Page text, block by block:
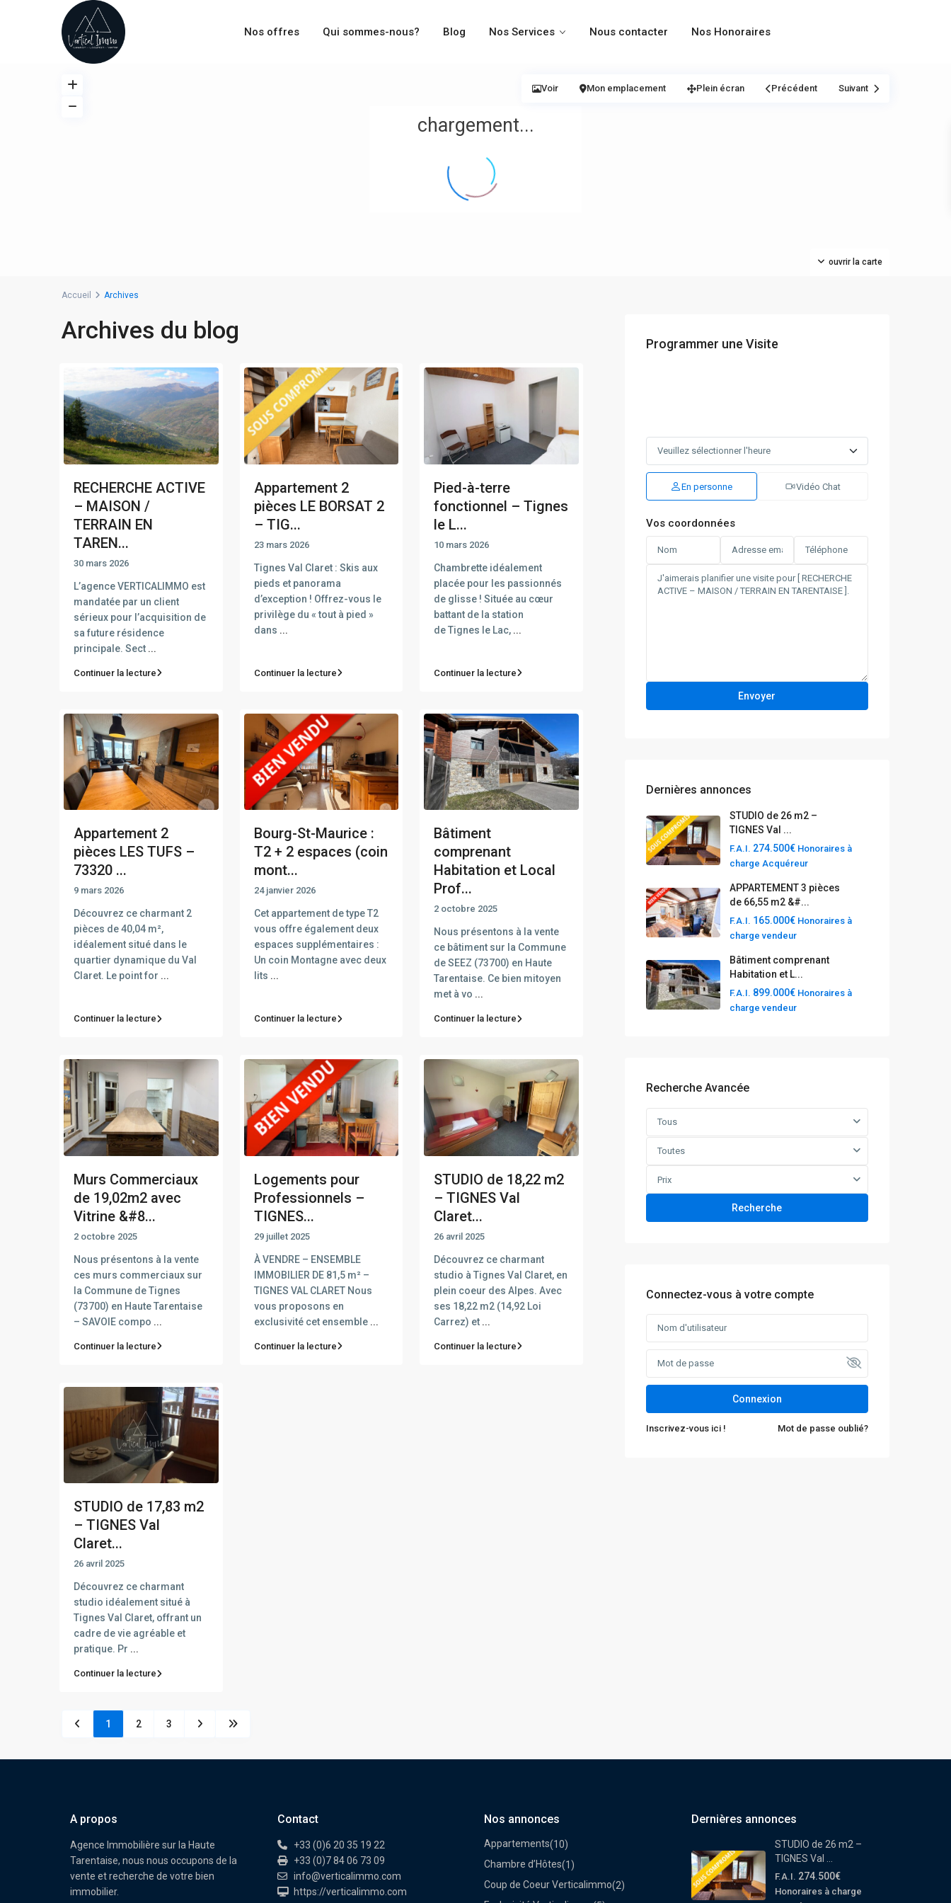
Nos offres Qui sommes-nous? Blog Nos Services Nous contacter Nos Honoraires
chargement...
ouvrir la carte
Voir Mon emplacement Plein écran Précédent Suivant
Accueil Archives
Archives du blog
RECHERCHE ACTIVE
– MAISON /
TERRAIN EN
TAREN...
30 mars 2026
L’agence VERTICALIMMO est
mandatée par un client
sérieux pour l’acquisition de
sa future résidence
principale. Sect ...
Continuer la lecture
Appartement 2
pièces LE BORSAT 2
– TIG...
23 mars 2026
Tignes Val Claret : Skis aux
pieds et panorama
d’exception ! Offrez-vous le
privilège du « tout à pied »
dans ...
Continuer la lecture
Pied-à-terre
fonctionnel – Tignes
le L...
10 mars 2026
Chambrette idéalement
placée pour les passionnés
de glisse ! Située au cœur
battant de la station
de Tignes le Lac, ...
Continuer la lecture
Appartement 2
pièces LES TUFS –
73320 ...
9 mars 2026
Découvrez ce charmant 2
pièces de 40,04 m²,
idéalement situé dans le
quartier dynamique du Val
Claret. Le point for ...
Continuer la lecture
Bourg-St-Maurice :
T2 + 2 espaces (coin
mont...
24 janvier 2026
Cet appartement de type T2
vous offre également deux
espaces supplémentaires :
Un coin Montagne avec deux
lits ...
Continuer la lecture
Bâtiment
comprenant
Habitation et Local
Prof...
2 octobre 2025
Nous présentons à la vente
ce bâtiment sur la Commune
de SEEZ (73700) en Haute
Tarentaise. Ce bien mitoyen
met à vo ...
Continuer la lecture
Murs Commerciaux
de 19,02m2 avec
Vitrine &#8...
2 octobre 2025
Nous présentons à la vente
ces murs commerciaux sur
la Commune de Tignes
(73700) en Haute Tarentaise
– SAVOIE compo ...
Continuer la lecture
Logements pour
Professionnels –
TIGNES...
29 juillet 2025
À VENDRE – ENSEMBLE
IMMOBILIER DE 81,5 m² –
TIGNES VAL CLARET Nous
vous proposons en
exclusivité cet ensemble ...
Continuer la lecture
STUDIO de 18,22 m2
– TIGNES Val
Claret...
26 avril 2025
Découvrez ce charmant
studio à Tignes Val Claret, en
plein coeur des Alpes. Avec
ses 18,22 m2 (14,92 Loi
Carrez) et ...
Continuer la lecture
STUDIO de 17,83 m2
– TIGNES Val
Claret...
26 avril 2025
Découvrez ce charmant
studio idéalement situé à
Tignes Val Claret, offrant un
cadre de vie agréable et
pratique. Pr ...
Continuer la lecture
1 2 3
Programmer une Visite
En personne Vidéo Chat
Vos coordonnées
Dernières annonces
STUDIO de 26 m2 –
TIGNES Val ...
F.A.I. 274.500€ Honoraires à
charge Acquéreur
APPARTEMENT 3 pièces
de 66,55 m2 &#...
F.A.I. 165.000€ Honoraires à
charge vendeur
Bâtiment comprenant
Habitation et L...
F.A.I. 899.000€ Honoraires à
charge vendeur
Recherche Avancée
Tous
Toutes
Prix
Recherche
Connectez-vous à votre compte
Connexion
Inscrivez-vous ici ! Mot de passe oublié?
A propos
Agence Immobilière sur la Haute
Tarentaise, nous nous occupons de la
vente et recherche de votre bien
immobilier.
Contact
+33 (0)6 20 35 19 22
+33 (0)7 84 06 73 09
info@verticalimmo.com
https://verticalimmo.com
Nos annonces
Appartements(10)
Chambre d’Hôtes(1)
Coup de Coeur Verticalimmo(2)
Dernières annonces
STUDIO de 26 m2 –
TIGNES Val ...
F.A.I. 274.500€
Honoraires à charge